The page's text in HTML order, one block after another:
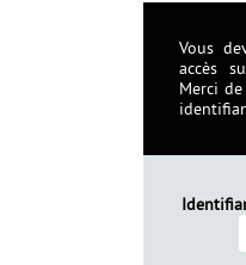
Vous
accès
Merci